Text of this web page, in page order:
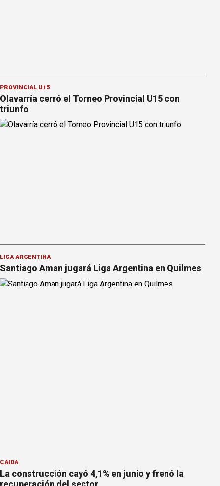
PROVINCIAL U15
Olavarría cerró el Torneo Provincial U15 con
triunfo
LIGA ARGENTINA
Santiago Aman jugará Liga Argentina en Quilmes
CAIDA
La construcción cayó 4,1% en junio y frenó la
recuperación del sector